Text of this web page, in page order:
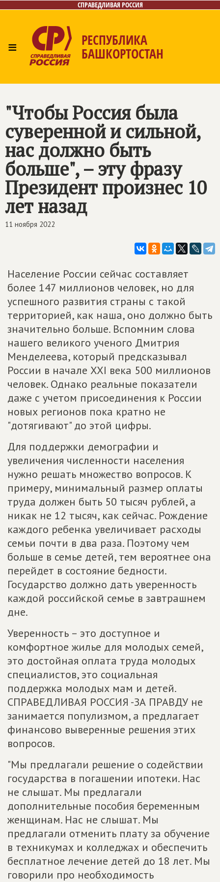
СПРАВЕДЛИВАЯ РОССИЯ
≡ РЕСПУБЛИКА
БАШКОРТОСТАН
Контакты
Поиск
"Чтобы Россия была
суверенной и сильной,
нас должно быть
больше", – эту фразу
Президент произнес 10
лет назад
11 ноября 2022
Население России сейчас составляет
более 147 миллионов человек, но для
успешного развития страны с такой
территорией, как наша, оно должно быть
значительно больше. Вспомним слова
нашего великого ученого Дмитрия
Менделеева, который предсказывал
России в начале XXI века 500 миллионов
человек. Однако реальные показатели
даже с учетом присоединения к России
новых регионов пока кратно не
"дотягивают" до этой цифры.
Для поддержки демографии и
увеличения численности населения
нужно решать множество вопросов. К
примеру, минимальный размер оплаты
труда должен быть 50 тысяч рублей, а
никак не 12 тысяч, как сейчас. Рождение
каждого ребенка увеличивает расходы
семьи почти в два раза. Поэтому чем
больше в семье детей, тем вероятнее она
перейдет в состояние бедности.
Государство должно дать уверенность
каждой российской семье в завтрашнем
дне.
Уверенность – это доступное и
комфортное жилье для молодых семей,
это достойная оплата труда молодых
специалистов, это социальная
поддержка молодых мам и детей.
СПРАВЕДЛИВАЯ РОССИЯ -ЗА ПРАВДУ не
занимается популизмом, а предлагает
финансово выверенные решения этих
вопросов.
"Мы предлагали решение о содействии
государства в погашении ипотеки. Нас
не слышат. Мы предлагали
дополнительные пособия беременным
женщинам. Нас не слышат. Мы
предлагали отменить плату за обучение
в техникумах и колледжах и обеспечить
бесплатное лечение детей до 18 лет. Мы
говорили про необходимость